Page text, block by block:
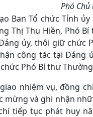
Phó
Ban Tổ chức Tỉnh
Thị Thu Hiền, Phó
ủy, thôi giữ
công tác tại Đảng
Phó Bí thư
nhiệm vụ, đồng
mừng và ghi nhận
tiếp tục phát huy